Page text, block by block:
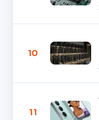
10
11